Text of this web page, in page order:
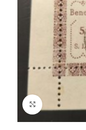
Click to enlarge